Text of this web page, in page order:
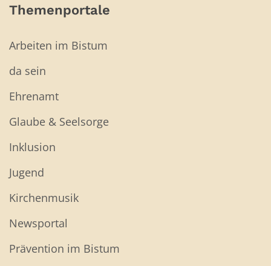
Themenportale
Arbeiten im Bistum
da sein
Ehrenamt
Glaube & Seelsorge
Inklusion
Jugend
Kirchenmusik
Newsportal
Prävention im Bistum